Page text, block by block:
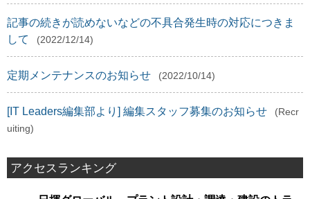
記事の続きが読めないなどの不具合発生時の対応につきま
して
(2022/12/14)
定期メンテナンスのお知らせ (2022/10/14)
[IT Leaders編集部より] 編集スタッフ募集のお知らせ
(Recr
uiting)
アクセスランキング